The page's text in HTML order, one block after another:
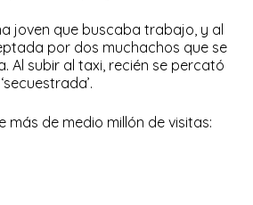
joven que buscaba trabajo, y al
por dos muchachos que se
Al subir al taxi, recién se percató
más de medio millón de visitas: